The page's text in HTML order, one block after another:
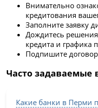
Внимательно
кредитования
Заполните заявку
Дождитесь
кредита и графика
Подпишите
Часто задаваемые
Какие банки в Перми